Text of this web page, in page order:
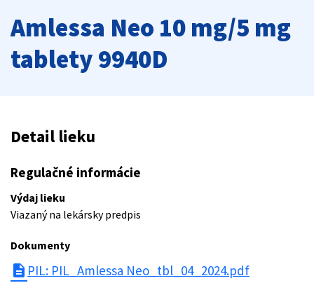
Amlessa Neo 10 mg/5 mg
tablety 9940D
Detail lieku
Regulačné informácie
Výdaj lieku
Viazaný na lekársky predpis
Dokumenty
description PIL: PIL_Amlessa Neo_tbl_04_2024.pdf